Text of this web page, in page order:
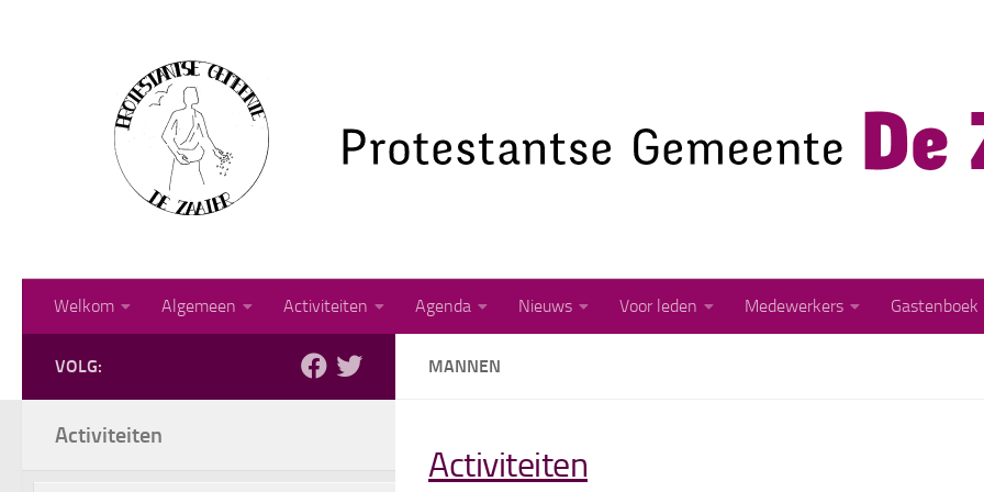
Welkom Algemeen Activiteiten Agenda Nieuws Voor leden Medewerkers Gastenboek
MANNEN
Activiteiten
VOLG:
Activiteiten